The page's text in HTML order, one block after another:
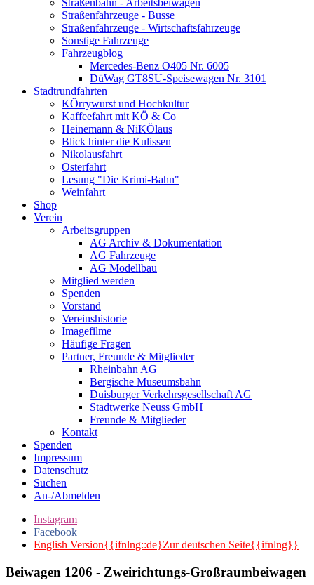
Straßenbahn - Arbeitsbeiwagen
Straßenfahrzeuge - Busse
Straßenfahrzeuge - Wirtschaftsfahrzeuge
Sonstige Fahrzeuge
Fahrzeugblog
Mercedes-Benz O405 Nr. 6005
DüWag GT8SU-Speisewagen Nr. 3101
Stadtrundfahrten
KÖrrywurst und Hochkultur
Kaffeefahrt mit KÖ & Co
Heinemann & NiKÖlaus
Blick hinter die Kulissen
Nikolausfahrt
Osterfahrt
Lesung "Die Krimi-Bahn"
Weinfahrt
Shop
Verein
Arbeitsgruppen
AG Archiv & Dokumentation
AG Fahrzeuge
AG Modellbau
Mitglied werden
Spenden
Vorstand
Vereinshistorie
Imagefilme
Häufige Fragen
Partner, Freunde & Mitglieder
Rheinbahn AG
Bergische Museumsbahn
Duisburger Verkehrsgesellschaft AG
Stadtwerke Neuss GmbH
Freunde & Mitglieder
Kontakt
Spenden
Impressum
Datenschutz
Suchen
An-/Abmelden
Instagram
Facebook
English Version{{ifnlng::de}Zur deutschen Seite{{ifnlng}}
Beiwagen 1206 - Zweirichtungs-Großraumbeiwagen